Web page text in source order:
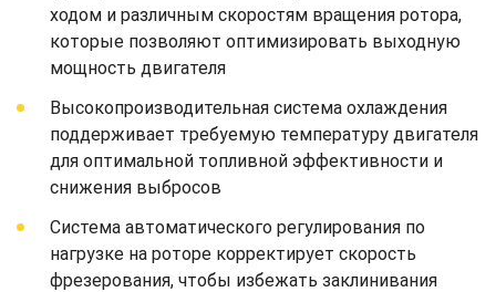
ходом и различным скоростям вращения ротора,
которые позволяют оптимизировать выходную
мощность двигателя
Высокопроизводительная система охлаждения
поддерживает требуемую температуру двигателя
для оптимальной топливной эффективности и
снижения выбросов
Система автоматического регулирования по
нагрузке на роторе корректирует скорость
фрезерования, чтобы избежать заклинивания